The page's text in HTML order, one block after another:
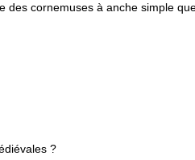
des cornemuses à anche simple
?